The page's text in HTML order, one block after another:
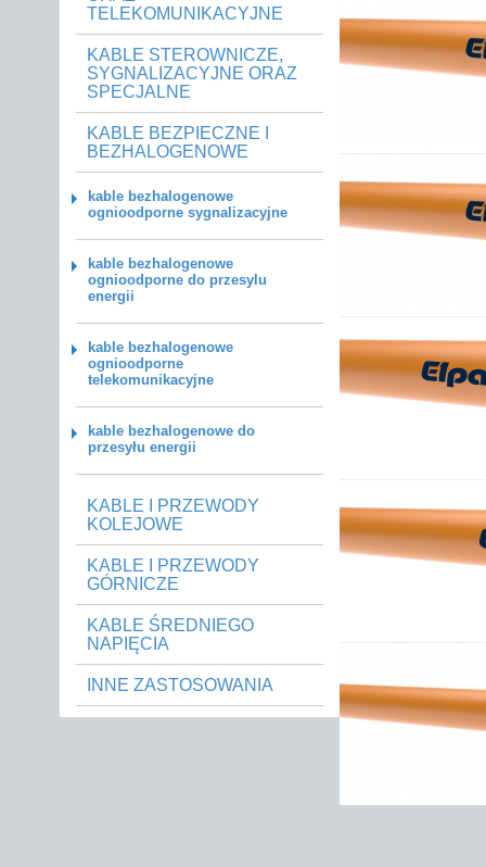
TELEKOMUNIKACYJNE
KABLE STEROWNICZE,
SYGNALIZACYJNE ORAZ
SPECJALNE
KABLE BEZPIECZNE I
BEZHALOGENOWE
kable bezhalogenowe
ognioodporne sygnalizacyjne
kable bezhalogenowe
ognioodporne do przesylu
energii
kable bezhalogenowe
ognioodporne
telekomunikacyjne
kable bezhalogenowe do
przesyłu energii
KABLE I PRZEWODY
KOLEJOWE
KABLE I PRZEWODY
GÓRNICZE
KABLE ŚREDNIEGO
NAPIĘCIA
INNE ZASTOSOWANIA